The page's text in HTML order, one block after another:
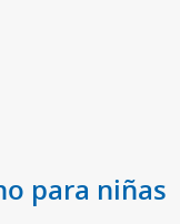
para niñas